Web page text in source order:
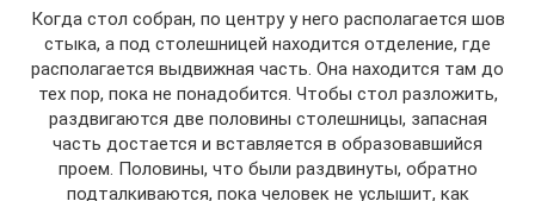
Когда стол собран, по центру у него располагается шов
стыка, а под столешницей находится отделение, где
располагается выдвижная часть. Она находится там до
тех пор, пока не понадобится. Чтобы стол разложить,
раздвигаются две половины столешницы, запасная
часть достается и вставляется в образовавшийся
проем. Половины, что были раздвинуты, обратно
подталкиваются, пока человек не услышит, как